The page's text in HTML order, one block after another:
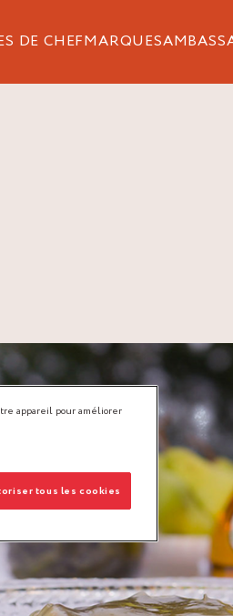
DE CHEFMARQUES
appareil pour améliorer
tous les cookies